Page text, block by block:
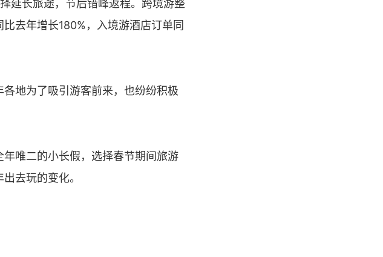
延长旅途，节后错峰返程。跨境游整
去年增长180%，入境游酒店订单同
地为了吸引游客前来，也纷纷积极
唯二的小长假，选择春节期间旅游
去玩的变化。